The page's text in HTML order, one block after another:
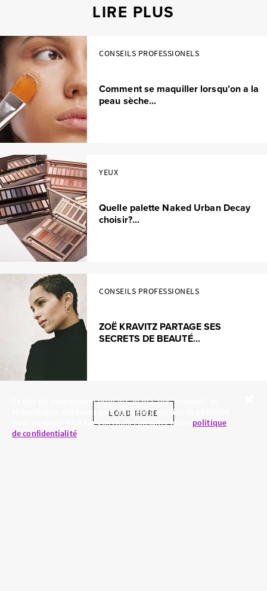
Ce site est uniquement pour le Canada. Des “cookies” et
technologies similaires sont utilisées à des fins de publicité.
Pour en savoir plus sur vos choix consultez notre politique
de confidentialité.
LIRE PLUS
CONSEILS PROFESSIONELS
Comment se maquiller lorsqu’on a la
peau sèche...
YEUX
Quelle palette Naked Urban Decay
choisir?...
CONSEILS PROFESSIONELS
ZOË KRAVITZ PARTAGE SES
SECRETS DE BEAUTÉ...
LOAD MORE